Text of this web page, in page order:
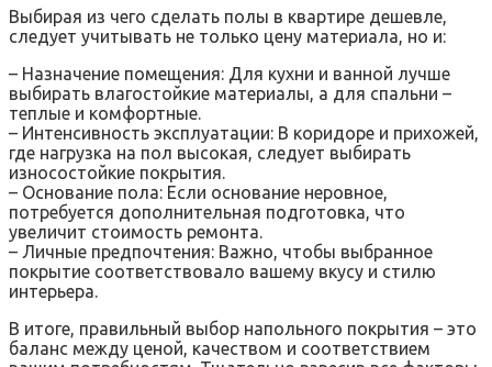
Выбирая из чего сделать полы в квартире дешевле,
следует учитывать не только цену материала, но и:
– Назначение помещения: Для кухни и ванной лучше
выбирать влагостойкие материалы, а для спальни –
теплые и комфортные.
– Интенсивность эксплуатации: В коридоре и прихожей,
где нагрузка на пол высокая, следует выбирать
износостойкие покрытия.
– Основание пола: Если основание неровное,
потребуется дополнительная подготовка, что
увеличит стоимость ремонта.
– Личные предпочтения: Важно, чтобы выбранное
покрытие соответствовало вашему вкусу и стилю
интерьера.
В итоге, правильный выбор напольного покрытия – это
баланс между ценой, качеством и соответствием